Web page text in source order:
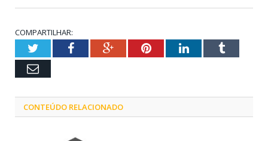
COMPARTILHAR:
TwitterFacebookGoogle+PinterestLinkedInTumblr
Email
CONTEÚDO RELACIONADO